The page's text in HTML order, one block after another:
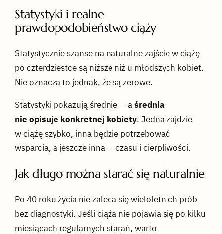
Statystyki i realne
prawdopodobieństwo ciąży
Statystycznie szanse na naturalne zajście w ciążę
po czterdziestce są niższe niż u młodszych kobiet.
Nie oznacza to jednak, że są zerowe.
Statystyki pokazują średnie — aśrednia
nie opisuje konkretnej kobiety. Jedna zajdzie
w ciążę szybko, inna będzie potrzebować
wsparcia, a jeszcze inna — czasu i cierpliwości.
Jak długo można starać się naturalnie
Po 40 roku życia nie zaleca się wieloletnich prób
bez diagnostyki. Jeśli ciąża nie pojawia się po kilku
miesiącach regularnych starań, warto